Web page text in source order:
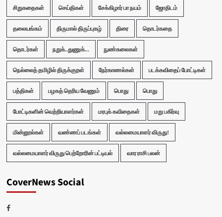
சிறுகதைகள் செய்திகள் சேக்கிழார் பா நயம் ஜோதிடம்
தலையங்கம் திருமால் திருப்புகழ் திரை தொடர்கதை
தொடர்கள் நறுக்..துணுக்... நுண்கலைகள்
நெல்லைத் தமிழில் திருக்குறள் நேர்காணல்கள் படக்கவிதைப் போட்டிகள்
பத்திகள் பழகத் தெரிய வேணும் பொது பொது
போட்டிகளின் வெற்றியாளர்கள் மரபுக் கவிதைகள் மறு பகிர்வு
மின்னூல்கள் வண்ணப் படங்கள் வல்லமையாளர் விருது!
வல்லமையாளர் விருது பெற்றோரின் பட்டியல் வார ராசி பலன்
CoverNews Social
Facebook